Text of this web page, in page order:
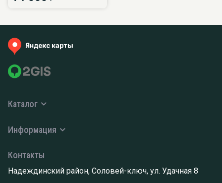
Каталог
Информация
Контакты
Надеждинский район, Соловей-ключ, ул. Удачная 8